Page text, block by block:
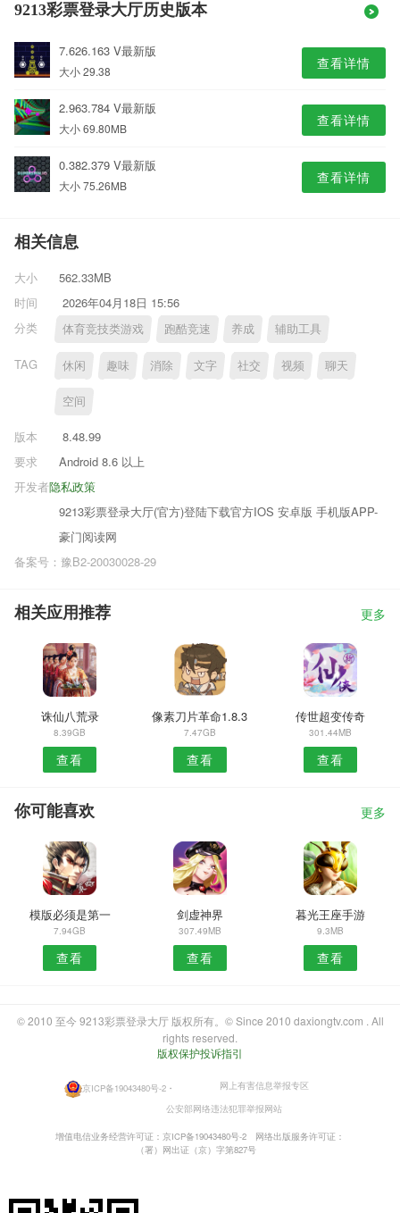
9213彩票登录大厅历史版本
7.626.163 V最新版
大小 29.38 查看详情
2.963.784 V最新版
大小 69.80MB 查看详情
0.382.379 V最新版
大小 75.26MB 查看详情
相关信息
大小
562.33MB
时间
2026年04月18日 15:56
分类
体育竞技类游戏 跑酷竞速 养成 辅助工具
TAG 休闲 趣味 消除 文字 社交 视频 聊天
空间
版本
8.48.99
要求
Android 8.6 以上
隐私政策
开发者
9213彩票登录大厅(官方)登陆下载官方IOS 安卓版 手机版APP-
豪门阅读网
备案号：豫B2-20030028-29
相关应用推荐 更多
诛仙八荒录
8.39GB
查看
像素刀片革命1.8.3
7.47GB
查看
传世超变传奇
301.44MB
查看
你可能喜欢 更多
模版必须是第一
7.94GB
查看
剑虚神界
307.49MB
查看
暮光王座手游
9.3MB
查看
© 2010 至今 9213彩票登录大厅 版权所有。© Since 2010 daxiongtv.com . All
rights reserved.
版权保护投诉指引
京ICP备19043480号-2 ・
网上有害信息举报专区
公安部网络违法犯罪举报网站
增值电信业务经营许可证：京ICP备19043480号-2
网络出版服务许可证：
（署）网出证（京）字第827号